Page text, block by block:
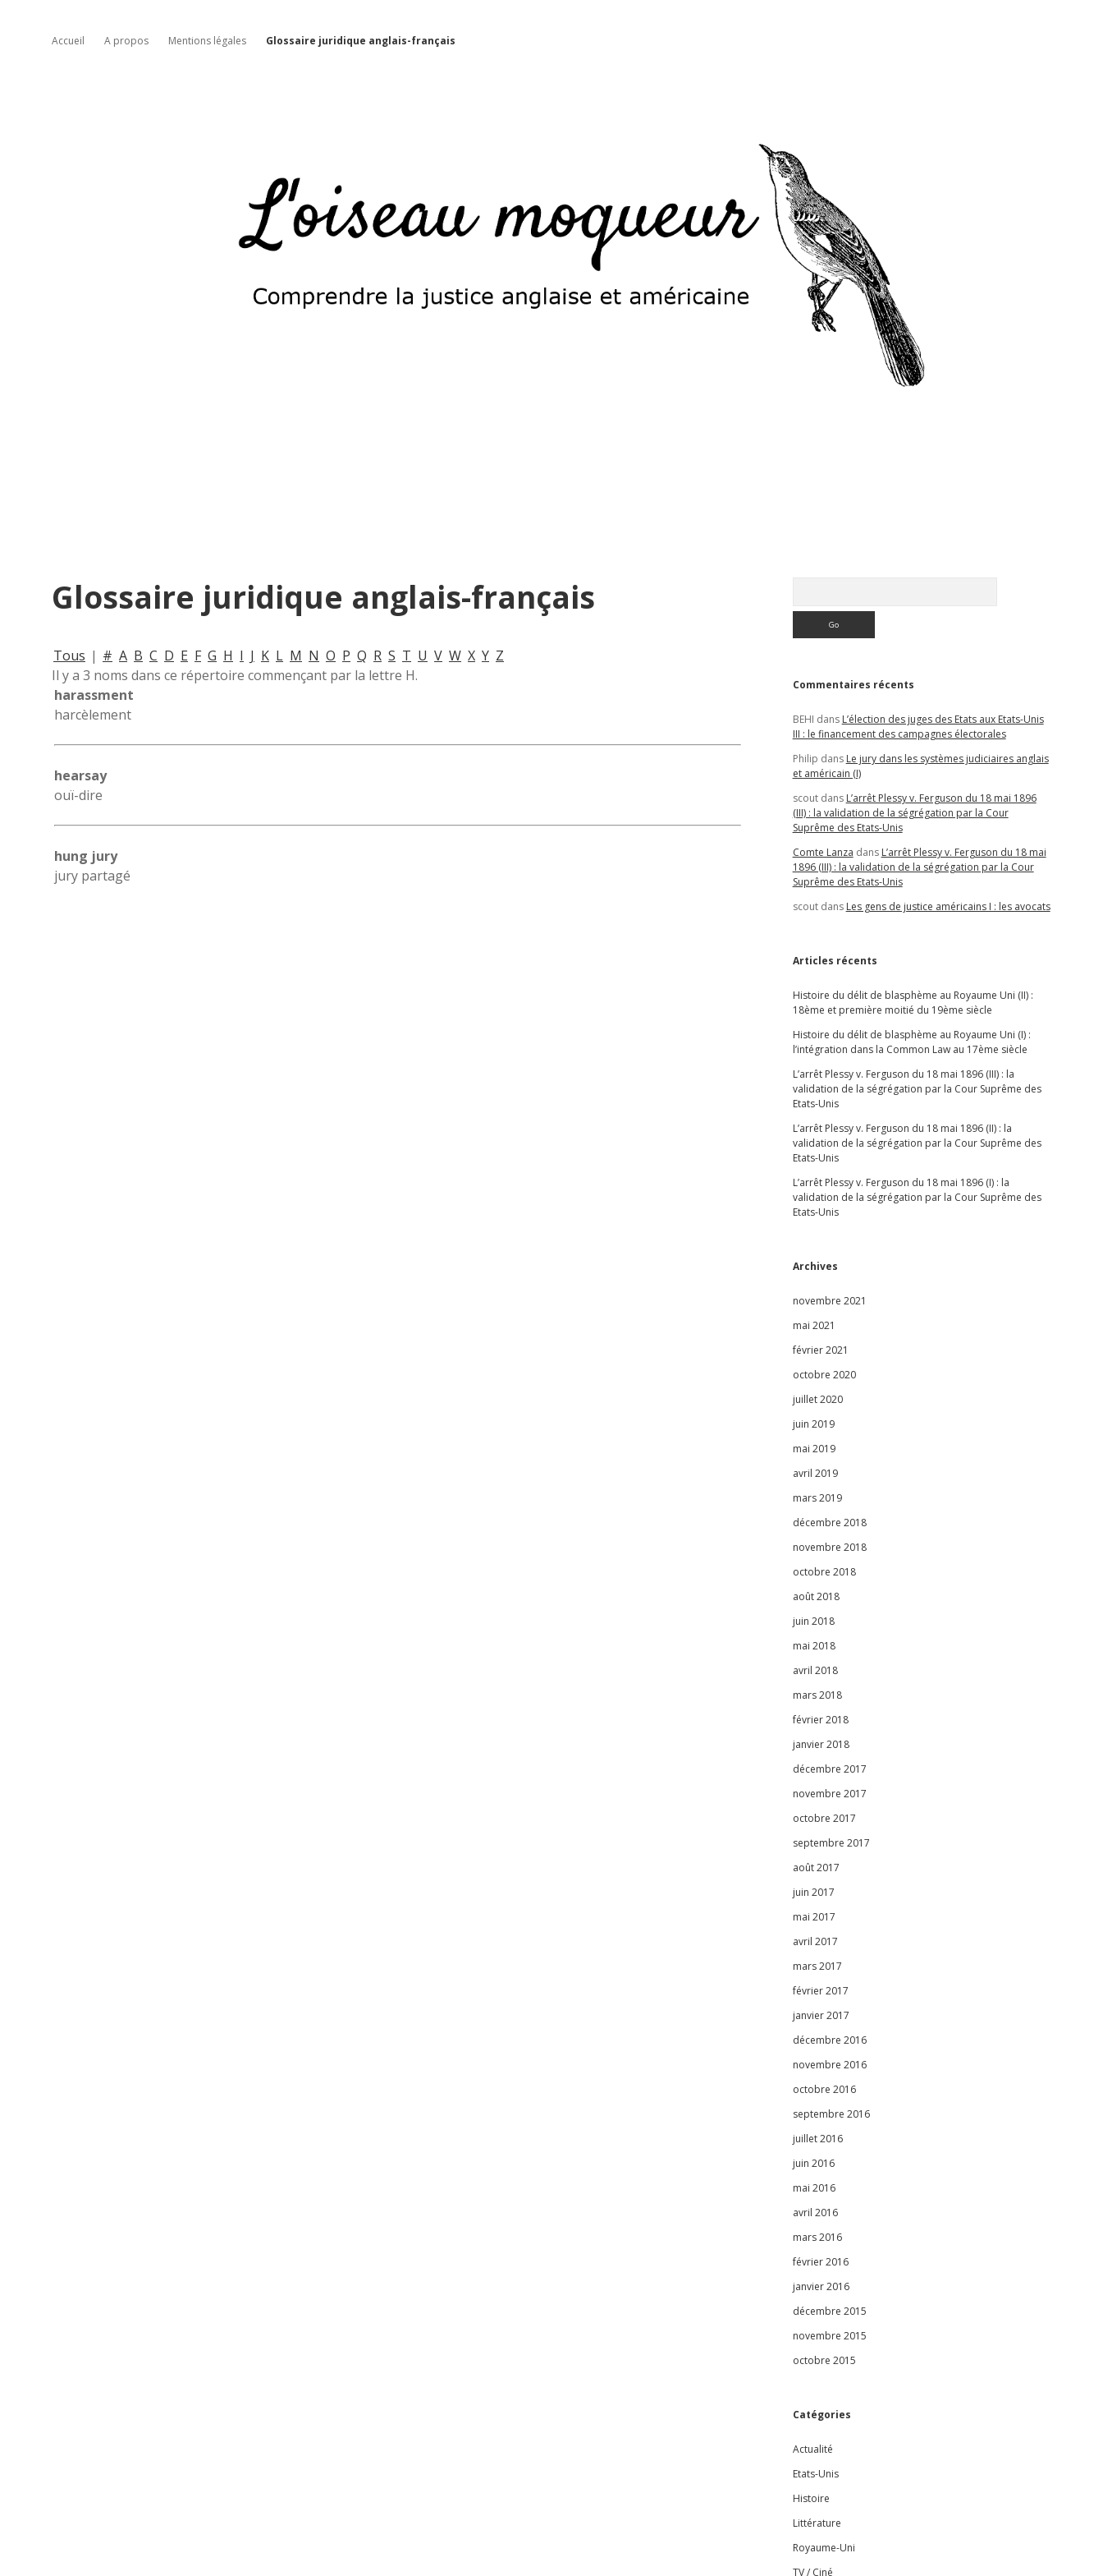
Accueil A propos Mentions légales Glossaire juridique anglais-français
Glossaire juridique anglais-français
Tous | # A B C D E F G H I J K L M N O P Q R S T U V W X Y Z
Il y a 3 noms dans ce répertoire commençant par la lettre H.
harassment
harcèlement
hearsay
ouï-dire
hung jury
jury partagé
Commentaires récents
BEHI dans L’élection des juges des Etats aux Etats-Unis
III : le financement des campagnes électorales
Philip dans Le jury dans les systèmes judiciaires anglais
et américain (I)
scoutdans L’arrêt Plessy v. Ferguson du 18 mai 1896
(III) : la validation de la ségrégation par la Cour
Suprême des Etats-Unis
Comte Lanza dans L’arrêt Plessy v. Ferguson du 18 mai
1896 (III) : la validation de la ségrégation par la Cour
Suprême des Etats-Unis
scoutdans Les gens de justice américains I : les avocats
Articles récents
Histoire du délit de blasphème au Royaume Uni (II) :
18ème et première moitié du 19ème siècle
Histoire du délit de blasphème au Royaume Uni (I) :
l’intégration dans la Common Law au 17ème siècle
L’arrêt Plessy v. Ferguson du 18 mai 1896 (III) : la
validation de la ségrégation par la Cour Suprême des
Etats-Unis
L’arrêt Plessy v. Ferguson du 18 mai 1896 (II) : la
validation de la ségrégation par la Cour Suprême des
Etats-Unis
L’arrêt Plessy v. Ferguson du 18 mai 1896 (I) : la
validation de la ségrégation par la Cour Suprême des
Etats-Unis
Archives
novembre 2021
mai 2021
février 2021
octobre 2020
juillet 2020
juin 2019
mai 2019
avril 2019
mars 2019
décembre 2018
novembre 2018
octobre 2018
août 2018
juin 2018
mai 2018
avril 2018
mars 2018
février 2018
janvier 2018
décembre 2017
novembre 2017
octobre 2017
septembre 2017
août 2017
juin 2017
mai 2017
avril 2017
mars 2017
février 2017
janvier 2017
décembre 2016
novembre 2016
octobre 2016
septembre 2016
juillet 2016
juin 2016
mai 2016
avril 2016
mars 2016
février 2016
janvier 2016
décembre 2015
novembre 2015
octobre 2015
Catégories
Actualité
Etats-Unis
Histoire
Littérature
Royaume-Uni
TV / Ciné